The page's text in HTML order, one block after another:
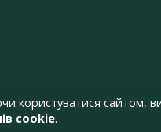
користуватися сайтом,
cookie.